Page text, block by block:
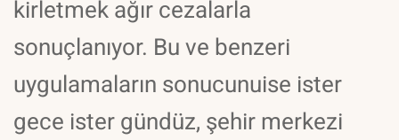
kirletmek ağır cezalarla
sonuçlanıyor. Bu ve benzeri
uygulamaların sonucunuise ister
gece ister gündüz, şehir merkezi